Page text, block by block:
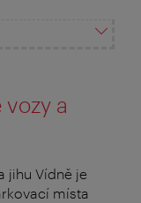
a
jihu Vídně je
místa